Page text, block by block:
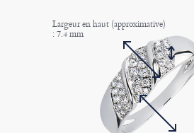
Largeur en haut (approximative)
: 7.4 mm